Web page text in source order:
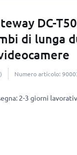
DC-
di lunga
Numero articolo:
2-3 giorni